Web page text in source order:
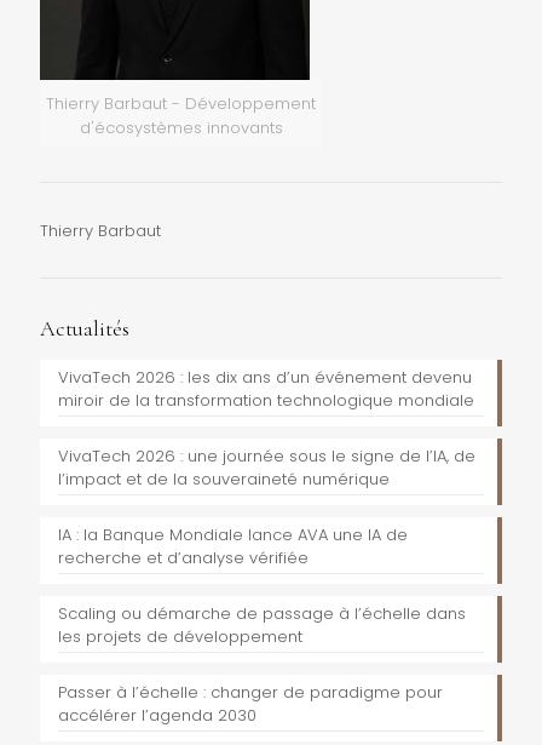
Thierry Barbaut - Développement
d'écosystèmes innovants
Thierry Barbaut
Actualités
VivaTech 2026 : les dix ans d’un événement devenu
miroir de la transformation technologique mondiale
VivaTech 2026 : une journée sous le signe de l’IA, de
l’impact et de la souveraineté numérique
IA : la Banque Mondiale lance AVA une IA de
recherche et d’analyse vérifiée
Scaling ou démarche de passage à l’échelle dans
les projets de développement
Passer à l’échelle : changer de paradigme pour
accélérer l’agenda 2030